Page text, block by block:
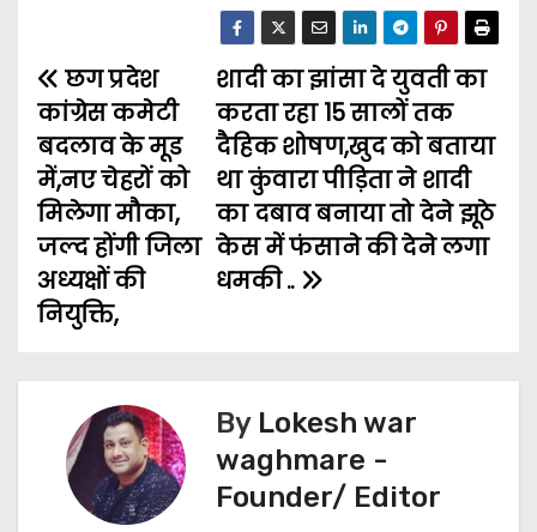
e
b
o
o
k
t
t
e
r
a
t
s
A
p
p
s
s
e
n
g
e
r
l
e
g
r
a
m
a
r
e
P
o
s
t
n
v
शादी का झांसा दे युवती का
करता रहा 15 सालों तक
दैहिक शोषण,खुद को बताया
था कुंवारा पीड़िता ने शादी
का दबाव बनाया तो देने झूठे
केस में फंसाने की देने लगा
धमकी ..
छग प्रदेश
कांग्रेस कमेटी
बदलाव के मूड
में,नए चेहरों को
मिलेगा मौका,
जल्द होंगी जिला
अध्यक्षों की
नियुक्ति,
By Lokesh war
waghmare -
Founder/ Editor